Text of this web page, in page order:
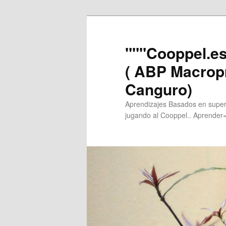
( ABP
Canguro)
Aprendizajes Basados en
jugando al Cooppel..